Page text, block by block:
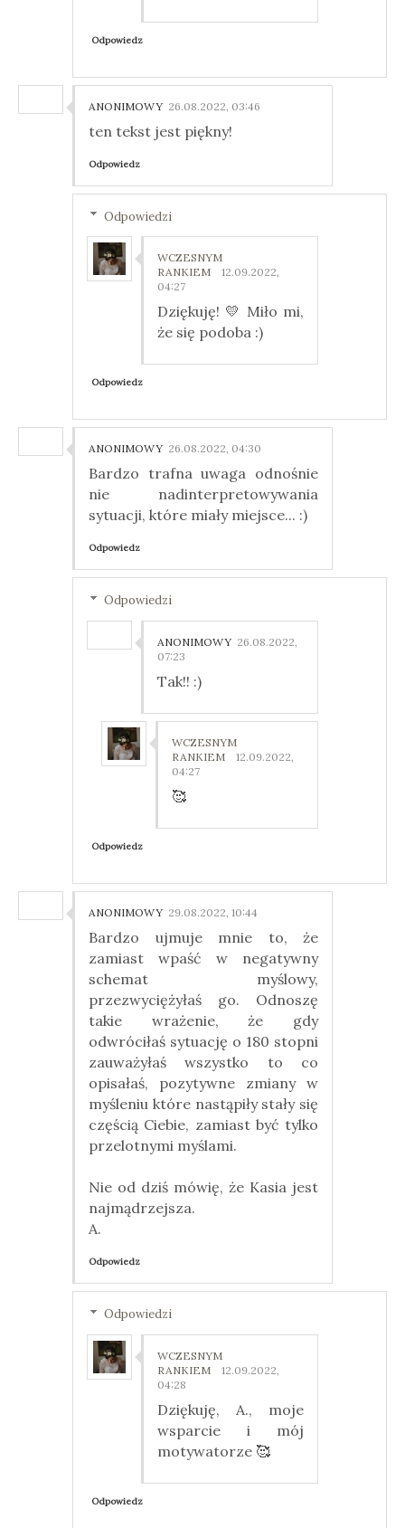
Odpowiedz
ANONIMOWY 26.08.2022, 03:46
ten tekst jest piękny!
Odpowiedz
Odpowiedzi
WCZESNYM
RANKIEM
12.09.2022,
04:27
Dziękuję! 💛 Miło mi,
że się podoba :)
Odpowiedz
ANONIMOWY 26.08.2022, 04:30
Bardzo trafna uwaga odnośnie
nie nadinterpretowywania
sytuacji, które miały miejsce... :)
Odpowiedz
Odpowiedzi
ANONIMOWY 26.08.2022,
07:23
Tak!! :)
WCZESNYM
RANKIEM
12.09.2022,
04:27
🥰
Odpowiedz
ANONIMOWY 29.08.2022, 10:44
Bardzo ujmuje mnie to, że
zamiast wpaść w negatywny
schemat myślowy,
przezwyciężyłaś go. Odnoszę
takie wrażenie, że gdy
odwróciłaś sytuację o 180 stopni
zauważyłaś wszystko to co
opisałaś, pozytywne zmiany w
myśleniu które nastąpiły stały się
częścią Ciebie, zamiast być tylko
przelotnymi myślami.
Nie od dziś mówię, że Kasia jest
najmądrzejsza.
A.
Odpowiedz
Odpowiedzi
WCZESNYM
RANKIEM
12.09.2022,
04:28
Dziękuję, A., moje
wsparcie i mój
motywatorze 🥰
Odpowiedz